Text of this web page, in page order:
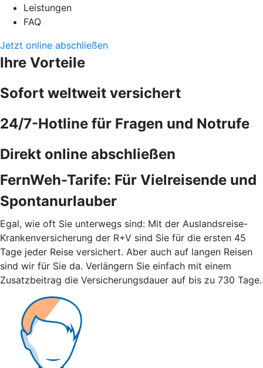
Leistungen
FAQ
Jetzt online abschließen
Ihre Vorteile
Sofort weltweit versichert
24/7-Hotline für Fragen und Notrufe
Direkt online abschließen
FernWeh-Tarife: Für Vielreisende und
Spontanurlauber
Egal, wie oft Sie unterwegs sind: Mit der Auslandsreise-
Krankenversicherung der R+V sind Sie für die ersten 45
Tage jeder Reise versichert. Aber auch auf langen Reisen
sind wir für Sie da. Verlängern Sie einfach mit einem
Zusatzbeitrag die Versicherungsdauer auf bis zu 730 Tage.